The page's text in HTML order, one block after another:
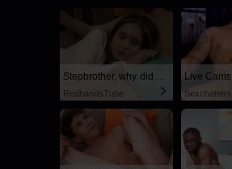
Stepbrother, why did you show me your dick? Now I want to fuck you with my wet pussy
RedhandsTube Sexchatters